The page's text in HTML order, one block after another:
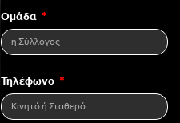
Ομάδα
Τηλέφωνο